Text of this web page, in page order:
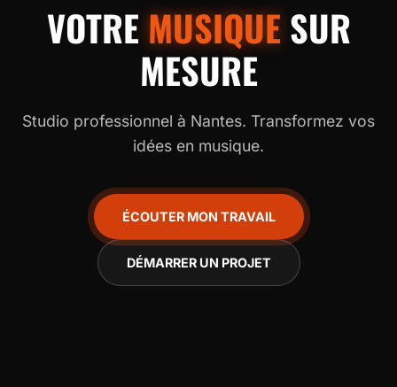
VOTREMUSIQUESUR
MESURE
Studio professionnel à Nantes. Transformez vos
idées en musique.
ÉCOUTER MON TRAVAIL
DÉMARRER UN PROJET